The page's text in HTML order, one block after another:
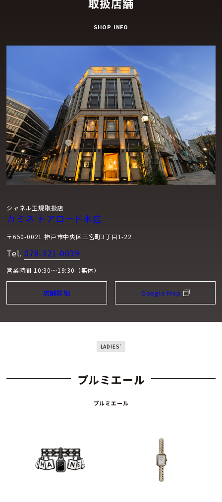
SHOP INFO
シャネル正規取扱店
カミネ トアロード本店
〒650-0021 神戸市中央区三宮町3丁目1-22
Tel. 078-321-0039
営業時間 10:30～19:30（無休）
店舗詳細 Google Map
LADIES'
プルミエール
プルミエール